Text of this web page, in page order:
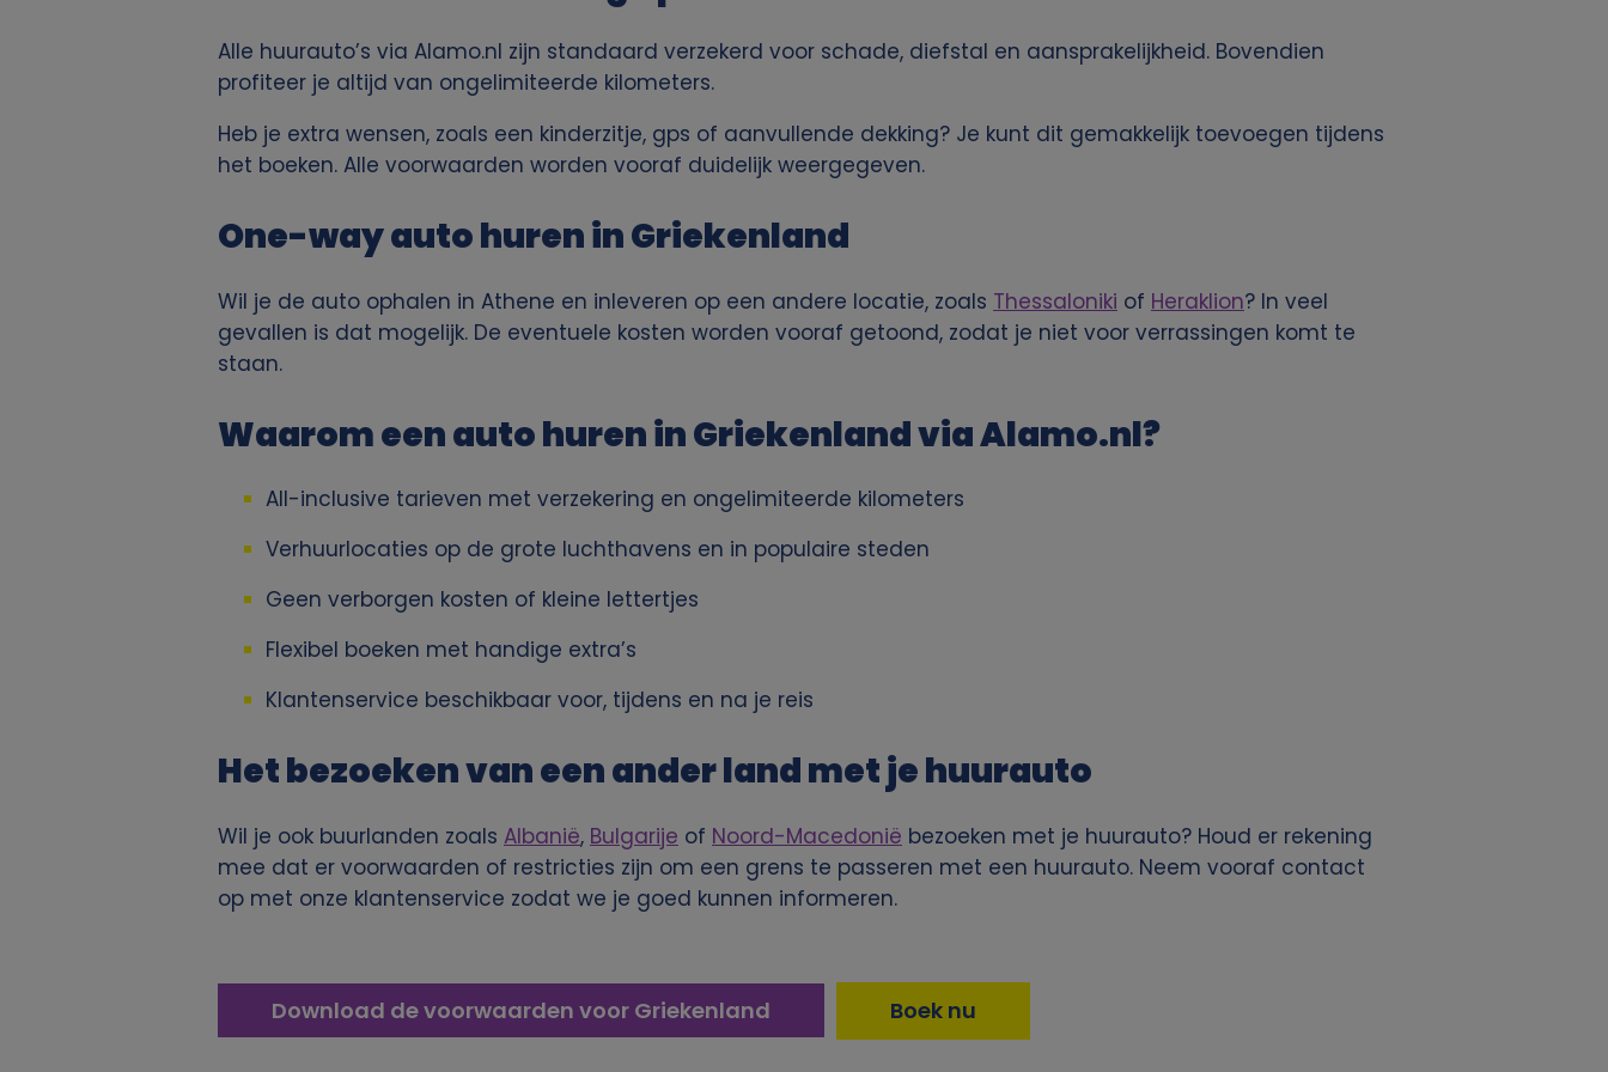
Alle huurauto’s via Alamo.nl zijn standaard verzekerd voor schade, diefstal en aansprakelijkheid. Bovendien
profiteer je altijd van ongelimiteerde kilometers.
Heb je extra wensen, zoals een kinderzitje, gps of aanvullende dekking? Je kunt dit gemakkelijk toevoegen tijdens
het boeken. Alle voorwaarden worden vooraf duidelijk weergegeven.
One-way auto huren in Griekenland
Wil je de auto ophalen in Athene en inleveren op een andere locatie, zoals Thessaloniki of Heraklion? In veel
gevallen is dat mogelijk. De eventuele kosten worden vooraf getoond, zodat je niet voor verrassingen komt te
staan.
Waarom een auto huren in Griekenland via Alamo.nl?
All-inclusive tarieven met verzekering en ongelimiteerde kilometers
Verhuurlocaties op de grote luchthavens en in populaire steden
Geen verborgen kosten of kleine lettertjes
Flexibel boeken met handige extra’s
Klantenservice beschikbaar voor, tijdens en na je reis
Het bezoeken van een ander land met je huurauto
Wil je ook buurlanden zoals Albanië, Bulgarije of Noord-Macedonië bezoeken met je huurauto? Houd er rekening
mee dat er voorwaarden of restricties zijn om een grens te passeren met een huurauto. Neem vooraf contact
op met onze klantenservice zodat we je goed kunnen informeren.
Download de voorwaarden voor Griekenland Boek nu
e
r
o
o
l
i
j
k
e
g
e
g
e
e